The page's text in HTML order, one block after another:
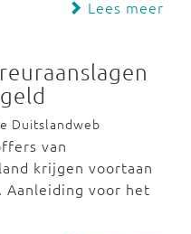
Lees meer
Duitslandweb
van
krijgen voortaan
voor het